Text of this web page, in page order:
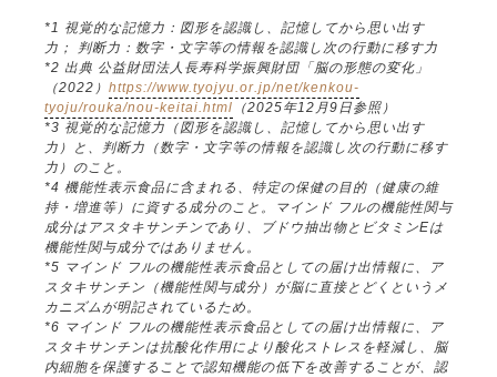
*1 視覚的な記憶力：図形を認識し、記憶してから思い出す
力； 判断力：数字・文字等の情報を認識し次の行動に移す力
*2 出典 公益財団法人長寿科学振興財団「脳の形態の変化」
（2022） https://www.tyojyu.or.jp/net/kenkou-
tyoju/rouka/nou-keitai.html （2025年12月9日参照）
*3 視覚的な記憶力（図形を認識し、記憶してから思い出す
力）と、判断力（数字・文字等の情報を認識し次の行動に移す
力）のこと。
*4 機能性表示食品に含まれる、特定の保健の目的（健康の維
持・増進等）に資する成分のこと。マインド フルの機能性関与
成分はアスタキサンチンであり、ブドウ抽出物とビタミンEは
機能性関与成分ではありません。
*5 マインド フルの機能性表示食品としての届け出情報に、ア
スタキサンチン（機能性関与成分）が脳に直接とどくというメ
カニズムが明記されているため。
*6 マインド フルの機能性表示食品としての届け出情報に、ア
スタキサンチンは抗酸化作用により酸化ストレスを軽減し、脳
内細胞を保護することで認知機能の低下を改善することが、認